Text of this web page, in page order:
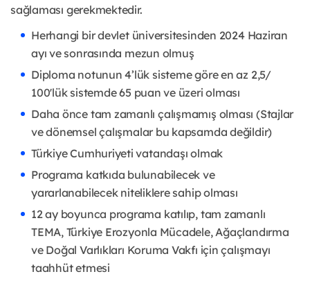
sağlaması gerekmektedir.
Herhangi bir devlet üniversitesinden 2024 Haziran
ayı ve sonrasında mezun olmuş
Diploma notunun 4’lük sisteme göre en az 2,5/
100'lük sistemde 65 puan ve üzeri olması
Daha önce tam zamanlı çalışmamış olması (Stajlar
ve dönemsel çalışmalar bu kapsamda değildir)
Türkiye Cumhuriyeti vatandaşı olmak
Programa katkıda bulunabilecek ve
yararlanabilecek niteliklere sahip olması
12 ay boyunca programa katılıp, tam zamanlı
TEMA, Türkiye Erozyonla Mücadele, Ağaçlandırma
ve Doğal Varlıkları Koruma Vakfı için çalışmayı
taahhüt etmesi